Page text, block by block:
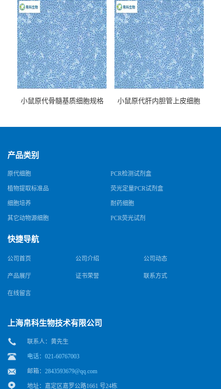
小鼠原代骨髓基质细胞规格
小鼠原代肝内胆管上皮细胞
产品类别
原代细胞 PCR检测试剂盒
植物提取标准品 荧光定量PCR试剂盒
细胞培养 耐药细胞
其它动物源细胞 PCR荧光试剂
快捷导航
公司首页 公司介绍 公司动态
产品展厅 证书荣誉 联系方式
在线留言
上海帛科生物技术有限公司
联系人：黄先生
电话：021-60767003
邮箱： 2843593679@qq.com
地址：嘉定区嘉罗公路1661 号24栋